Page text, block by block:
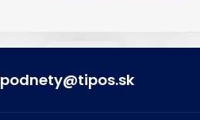
podnety@tipos.sk